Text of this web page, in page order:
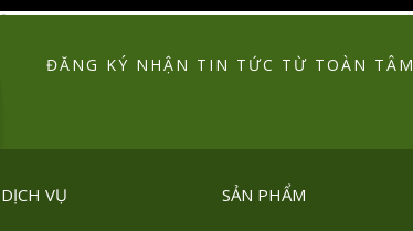
ĐĂNG KÝ NHẬN TIN TỨC TỪ TOÀN TÂM
DỊCH VỤ SẢN PHẨM